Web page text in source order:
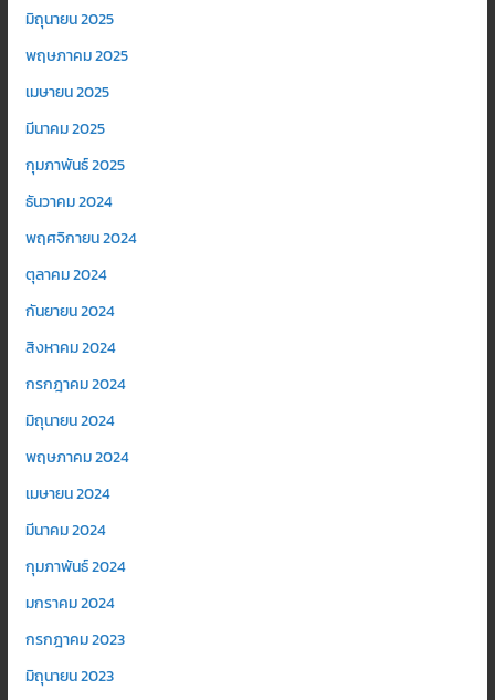
มิถุนายน 2025
พฤษภาคม 2025
เมษายน 2025
มีนาคม 2025
กุมภาพันธ์ 2025
ธันวาคม 2024
พฤศจิกายน 2024
ตุลาคม 2024
กันยายน 2024
สิงหาคม 2024
กรกฎาคม 2024
มิถุนายน 2024
พฤษภาคม 2024
เมษายน 2024
มีนาคม 2024
กุมภาพันธ์ 2024
มกราคม 2024
กรกฎาคม 2023
มิถุนายน 2023